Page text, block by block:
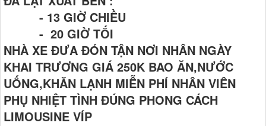
- 13 GIỜ CHIỀU
- 20 GIỜ TỐI
NHÀ XE ĐƯA ĐÓN TẬN NƠI NHÂN NGÀY
KHAI TRƯƠNG GIÁ 250K BAO ĂN,NƯỚC
UỐNG,KHĂN LẠNH MIỄN PHÍ NHÂN VIÊN
PHỤ NHIỆT TÌNH ĐÚNG PHONG CÁCH
LIMOUSINE VÍP